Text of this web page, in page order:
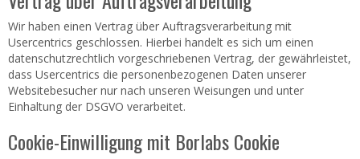
Wir haben einen Vertrag über Auftragsverarbeitung mit
Usercentrics geschlossen. Hierbei handelt es sich um einen
datenschutzrechtlich vorgeschriebenen Vertrag, der gewährleistet,
dass Usercentrics die personenbezogenen Daten unserer
Websitebesucher nur nach unseren Weisungen und unter
Einhaltung der DSGVO verarbeitet.
Cookie-Einwilligung mit Borlabs Cookie